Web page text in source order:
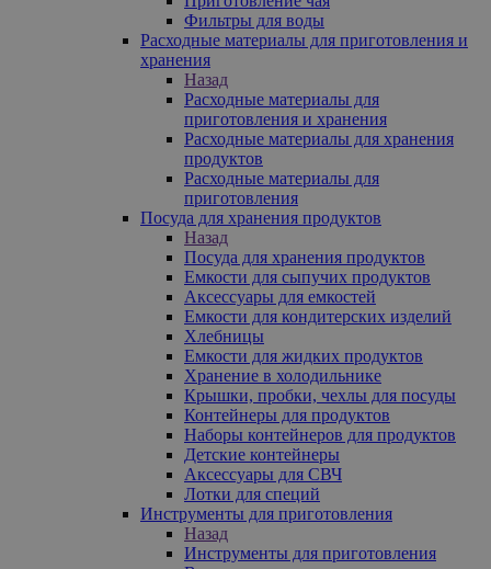
Фильтры для воды
Расходные материалы для приготовления и
хранения
Назад
Расходные материалы для
приготовления и хранения
Расходные материалы для хранения
продуктов
Расходные материалы для
приготовления
Посуда для хранения продуктов
Назад
Посуда для хранения продуктов
Емкости для сыпучих продуктов
Аксессуары для емкостей
Емкости для кондитерских изделий
Хлебницы
Емкости для жидких продуктов
Хранение в холодильнике
Крышки, пробки, чехлы для посуды
Контейнеры для продуктов
Наборы контейнеров для продуктов
Детские контейнеры
Аксессуары для СВЧ
Лотки для специй
Инструменты для приготовления
Назад
Инструменты для приготовления